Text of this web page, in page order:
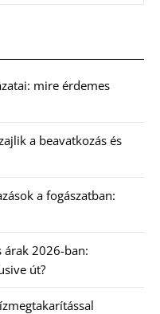
mire érdemes
a beavatkozás és
a fogászatban:
árak 2026-ban:
út?